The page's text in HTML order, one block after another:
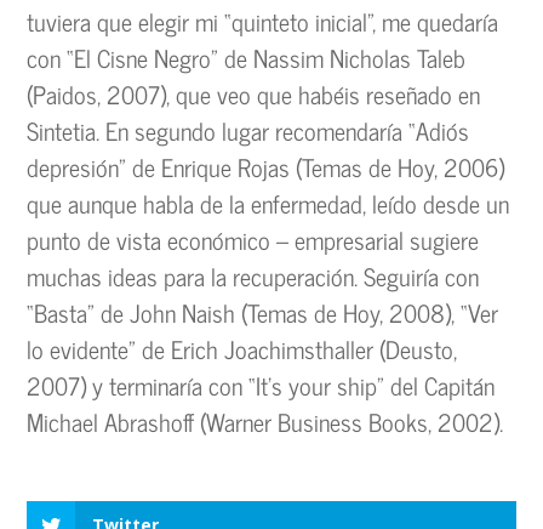
tuviera que elegir mi “quinteto inicial”, me quedaría
con “El Cisne Negro” de Nassim Nicholas Taleb
(Paidos, 2007), que veo que habéis reseñado en
Sintetia. En segundo lugar recomendaría “Adiós
depresión” de Enrique Rojas (Temas de Hoy, 2006)
que aunque habla de la enfermedad, leído desde un
punto de vista económico – empresarial sugiere
muchas ideas para la recuperación. Seguiría con
“Basta” de John Naish (Temas de Hoy, 2008), “Ver
lo evidente” de Erich Joachimsthaller (Deusto,
2007) y terminaría con “It’s your ship” del Capitán
Michael Abrashoff (Warner Business Books, 2002).